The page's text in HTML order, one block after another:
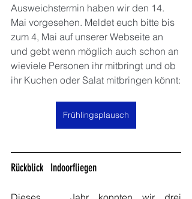
Ausweichstermin haben wir den 14.
Mai vorgesehen. Meldet euch bitte bis
zum 4, Mai auf unserer Webseite an
und gebt wenn möglich auch schon an
wieviele Personen ihr mitbringt und ob
ihr Kuchen oder Salat mitbringen könnt:
Frühlingsplausch
Rückblick   Indoorfliegen